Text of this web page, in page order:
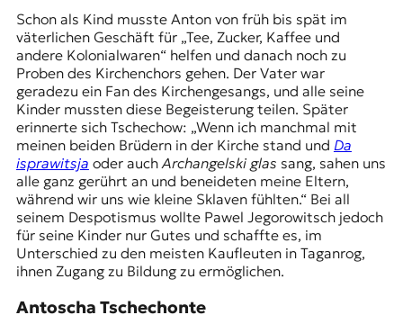
e
n
k
o
m
p
e
t
e
n
z
z
u
O
s
e
Schon als Kind musste Anton von früh bis spät im
väterlichen Geschäft für „Tee, Zucker, Kaffee und
andere Kolonialwaren“ helfen und danach noch zu
Proben des Kirchenchors gehen. Der Vater war
geradezu ein Fan des Kirchengesangs, und alle seine
Kinder mussten diese Begeisterung teilen. Später
erinnerte sich Tschechow: „Wenn ich manchmal mit
meinen beiden Brüdern in der Kirche stand und Da
isprawitsja oder auchArchangelski glas sang, sahen uns
alle ganz gerührt an und beneideten meine Eltern,
während wir uns wie kleine Sklaven fühlten.“ Bei all
seinem Despotismus wollte Pawel Jegorowitsch jedoch
für seine Kinder nur Gutes und schaffte es, im
Unterschied zu den meisten Kaufleuten in Taganrog,
ihnen Zugang zu Bildung zu ermöglichen.
Antoscha Tschechonte